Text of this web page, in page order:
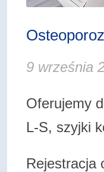
9 września
Oferujemy
L-S, szyjki
Rejestracja